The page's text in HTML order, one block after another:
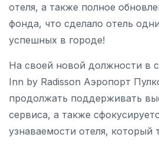
отеля, а также полное
фонда, что сделало отель
успешных в городе!
На своей новой должности в
Inn by Radisson Аэропорт
продолжать поддерживать
сервиса, а также
узнаваемости отеля, который